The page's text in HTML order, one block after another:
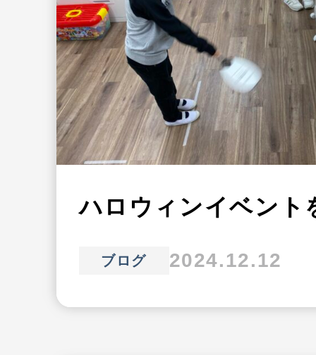
ハロウィンイベント
ブログ 2024.12.12